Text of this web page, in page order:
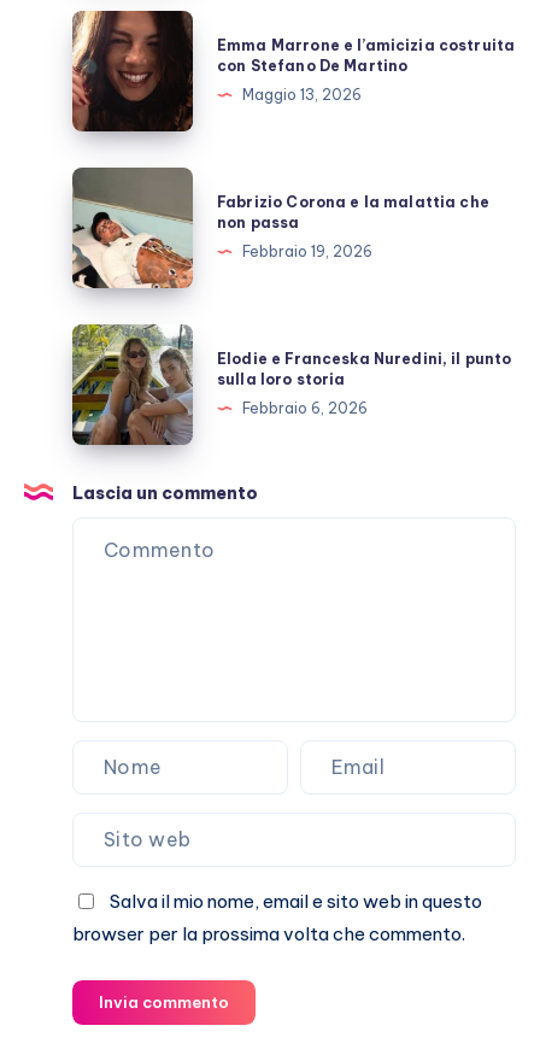
allo
scoperto
Emma
Marrone
e
l’amicizia
costruita
con
Stefano
De
Martino
Emma Marrone e l’amicizia costruita
con Stefano De Martino
Maggio 13, 2026
Fabrizio
Corona
e
la
malattia
che
non
passa
Fabrizio Corona e la malattia che
non passa
Febbraio 19, 2026
Elodie
e
Franceska
Nuredini,
punto
sulla
Elodie e Franceska Nuredini, il punto
sulla loro storia
Febbraio 6, 2026
Lascia un commento
Salva il mio nome, email e sito web in questo
browser per la prossima volta che commento.
Invia commento